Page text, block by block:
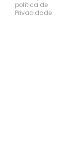
política de
Privacidade